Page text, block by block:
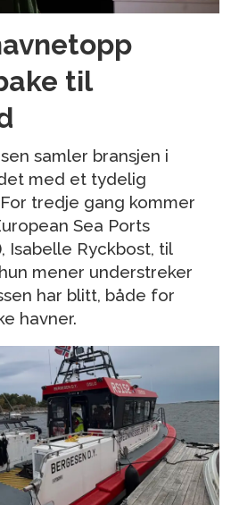
til
samler bransjen i
med et tydelig
tredje gang kommer
Sea Ports
Isabelle Ryckbost, til
mener understreker
har blitt, både for
havner.